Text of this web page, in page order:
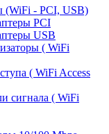
(WiFi - PCI, USB)
PCI
USB
( WiFi
( WiFi Access
сигнала ( WiFi